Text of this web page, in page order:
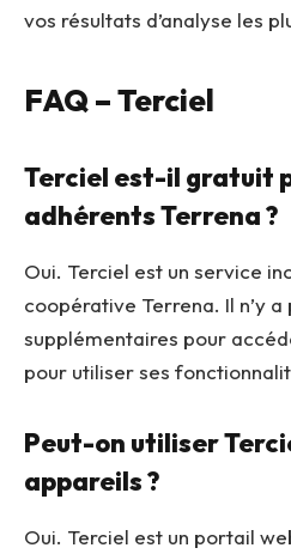
vos résultats d’analyse les
FAQ – Terciel
Terciel est-il gratuit
adhérents Terrena ?
Oui. Terciel est un service
coopérative Terrena. Il n’y a
supplémentaires pour
pour utiliser ses
Peut-on utiliser
appareils ?
Oui. Terciel est un portail